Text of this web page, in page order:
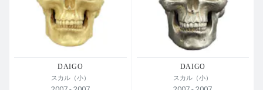
DAIGO
スカル（小）
DAIGO
スカル（小）